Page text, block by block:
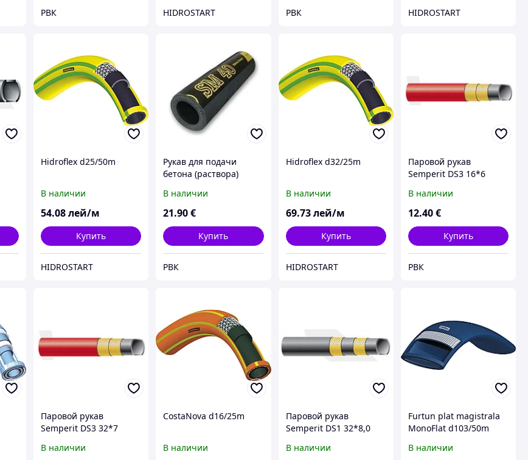
РВК HIDROSTART РВК HIDROSTART
Hidroflex d25/50m
В наличии
54.08лей/м
Купить
HIDROSTART
Рукав для подачи
бетона (раствора)
9,0 мм)
промышленный
В наличии
21.90€
Купить
РВК
Hidroflex d32/25m
В наличии
69.73 лей/м
Купить
HIDROSTART
Паровой рукав
Semperit DS3 16*6
В наличии
12.40€
Купить
РВК
Паровой рукав
Semperit DS3 32*7
В наличии
CostaNova d16/25m
В наличии
Паровой рукав
Semperit DS1 32*8,0
В наличии
Furtun plat magistrala
MonoFlat d103/50m
В наличии